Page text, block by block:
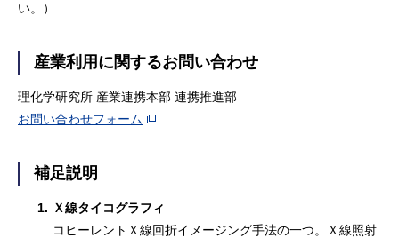
い。）
産業利用に関するお問い合わせ
理化学研究所 産業連携本部 連携推進部
お問い合わせフォーム
補足説明
1. Ｘ線タイコグラフィ
コヒーレントＸ線回折イメージング手法の一つ。Ｘ線照射